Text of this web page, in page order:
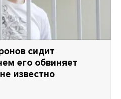
сидит
его обвиняет
известно